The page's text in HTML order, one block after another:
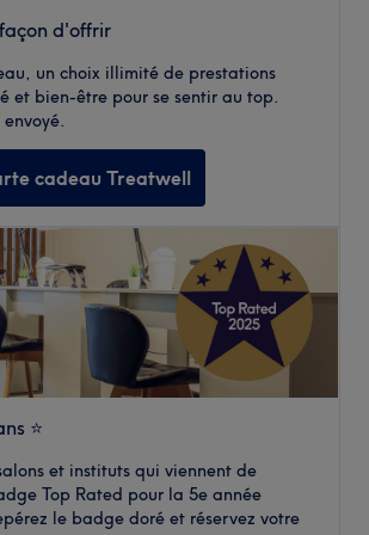
d'offrir
un choix illimité de prestations
et bien-être pour se sentir au top.
cadeau Treatwell
⭐️
et instituts qui viennent de
Top Rated pour la 5e année
le badge doré et réservez votre